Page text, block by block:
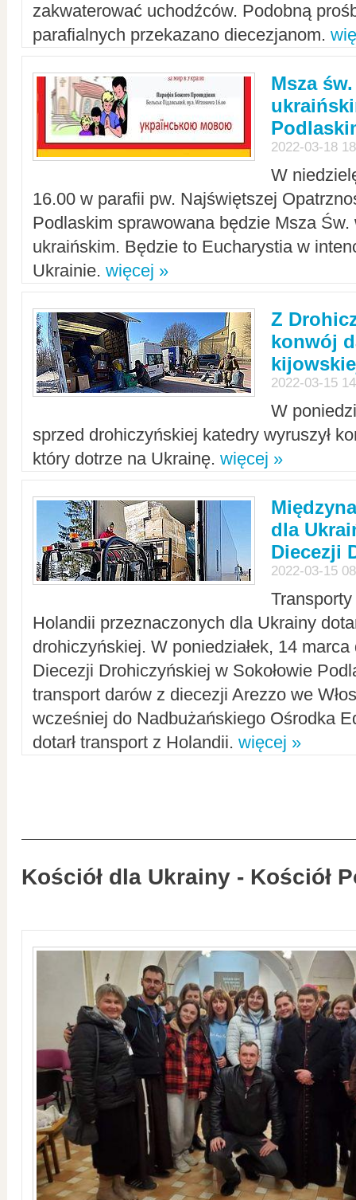
zakwaterować uchodźców. Podobną
parafialnych przekazano diecezjanom.
Msza
2022-03-18
W
16.00 w parafii pw. Najświętszej
Podlaskim sprawowana będzie Msza Św.
ukraińskim. Będzie to Eucharystia w
Ukrainie. więcej »
Z
konwój
2022-03-15
W
sprzed drohiczyńskiej katedry wyruszył
który dotrze na Ukrainę. więcej »
dla
Diecezji
2022-03-15
Holandii przeznaczonych dla Ukrainy
drohiczyńskiej. W poniedziałek, 14
Diecezji Drohiczyńskiej w Sokołowie
transport darów z diecezji Arezzo we
wcześniej do Nadbużańskiego Ośrodka
dotarł transport z Holandii. więcej »
Kościół dla Ukrainy - Kościół